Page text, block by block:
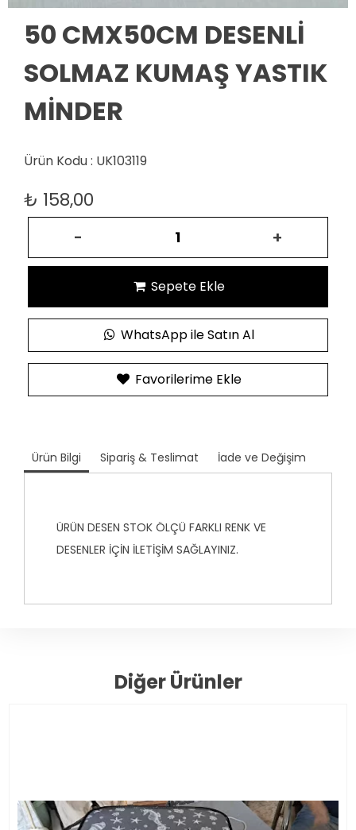
50 CMX50CM DESENLİ
SOLMAZ KUMAŞ YASTIK
MİNDER
Ürün Kodu : UK103119
₺ 158,00
- +
Sepete Ekle
WhatsApp ile Satın Al
Favorilerime Ekle
Ürün Bilgi Sipariş & Teslimat İade ve Değişim
ÜRÜN DESEN STOK ÖLÇÜ FARKLI RENK VE
DESENLER İÇİN İLETİŞİM SAĞLAYINIZ.
Diğer Ürünler